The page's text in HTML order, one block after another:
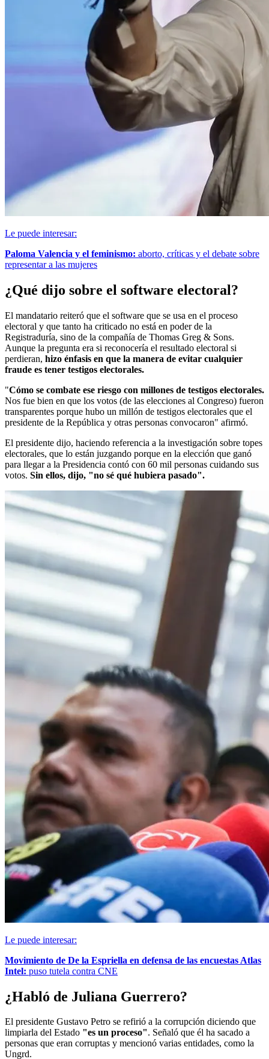
Le puede interesar:
Paloma Valencia y el feminismo: aborto, críticas y el debate sobre
representar a las mujeres
¿Qué dijo sobre el software electoral?
El mandatario reiteró que el software que se usa en el proceso
electoral y que tanto ha criticado no está en poder de la
Registraduría, sino de la compañía de Thomas Greg & Sons.
Aunque la pregunta era si reconocería el resultado electoral si
perdieran, hizo énfasis en que la manera de evitar cualquier
fraude es tener testigos electorales.
"Cómo se combate ese riesgo con millones de testigos electorales.
Nos fue bien en que los votos (de las elecciones al Congreso) fueron
transparentes porque hubo un millón de testigos electorales que el
presidente de la República y otras personas convocaron" afirmó.
El presidente dijo, haciendo referencia a la investigación sobre topes
electorales, que lo están juzgando porque en la elección que ganó
para llegar a la Presidencia contó con 60 mil personas cuidando sus
votos. Sin ellos, dijo, "no sé qué hubiera pasado".
Le puede interesar:
Movimiento de De la Espriella en defensa de las encuestas Atlas
Intel: puso tutela contra CNE
¿Habló de Juliana Guerrero?
El presidente Gustavo Petro se refirió a la corrupción diciendo que
limpiarla del Estado "es un proceso". Señaló que él ha sacado a
personas que eran corruptas y mencionó varias entidades, como la
Ungrd.